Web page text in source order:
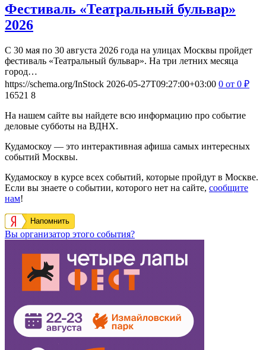
Фестиваль «Театральный бульвар»
2026
С 30 мая по 30 августа 2026 года на улицах Москвы пройдет
фестиваль «Театральный бульвар». На три летних месяца
город…
https://schema.org/InStock 2026-05-27T09:27:00+03:00 0 от 0 ₽
16521 8
На нашем сайте вы найдете всю информацию про событие
деловые субботы на ВДНХ.
Кудамоскоу — это интерактивная афиша самых интересных
событий Москвы.
Кудамоскоу в курсе всех событий, которые пройдут в Москве.
Если вы знаете о событии, которого нет на сайте, сообщите
нам!
Напомнить
Вы организатор этого события?